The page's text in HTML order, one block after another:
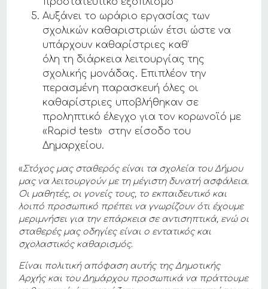
Αυξάνει το ωράριο εργασίας των
σχολικών καθαριστριών έτσι ώστε να
υπάρχουν καθαρίστριες καθ’
όλη τη διάρκεια λειτουργίας της
σχολικής μονάδας. Επιπλέον την
περασμένη παρασκευή όλες οι
καθαρίστριες υποβλήθηκαν σε
προληπτικό έλεγχο για τον κορωνοϊό με
«Rapid test» στην είσοδο του
Δημαρχείου.
«Στόχος μας σταθερός είναι τα σχολεία του Δήμου
μας να λειτουργούν με τη μέγιστη δυνατή ασφάλεια.
Οι μαθητές, οι γονείς τους, το εκπαιδευτικό και
λοιπό προσωπικό πρέπει να γνωρίζουν ότι έχουμε
μεριμνήσει για την επάρκεια σε αντισηπτικά, ενώ οι
σταθερές μας οδηγίες είναι ο εντατικός και
σχολαστικός καθαρισμός.
Είναι πολιτική απόφαση αυτής της Δημοτικής
Αρχής και του Δημάρχου προσωπικά να πράττουμε